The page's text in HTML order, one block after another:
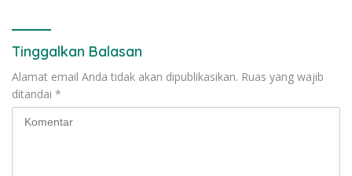
Tinggalkan Balasan
Alamat email Anda tidak akan dipublikasikan. Ruas yang wajib
ditandai *